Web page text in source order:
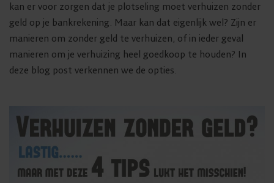
kan er voor zorgen dat je plotseling moet verhuizen zonder
geld op je bankrekening. Maar kan dat eigenlijk wel? Zijn er
manieren om zonder geld te verhuizen, of in ieder geval
manieren om je verhuizing heel goedkoop te houden? In
deze blog post verkennen we de opties.